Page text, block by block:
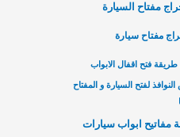
مفتاح السيارة
مفتاح سيارة
فتح اقفال الابواب
لفتح السيارة و المفتاح
مفاتيح ابواب سيارات